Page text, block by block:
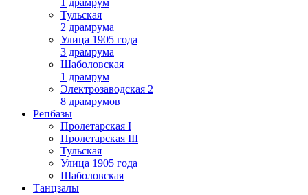
Тульская
2 драмрума
Улица 1905 года
3 драмрума
Шаболовская
1 драмрум
Электрозаводская 2
8 драмрумов
Репбазы
Пролетарская I
Пролетарская III
Тульская
Улица 1905 года
Шаболовская
Танцзалы